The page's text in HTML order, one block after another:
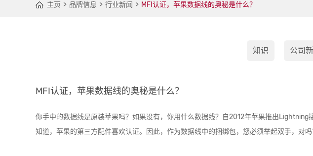
主页 品牌信息 行业新闻 MFI认证，苹果数据线的奥秘是什么？
知识 公司
MFI认证，苹果数据线的奥秘是什么？
你手中的数据线是原装苹果吗？如果没有，你用什么数据线？自2012年苹果推出
知道，苹果的第三方配件喜欢认证。因此，作为数据线中的捆绑包，您必须举起双手，对